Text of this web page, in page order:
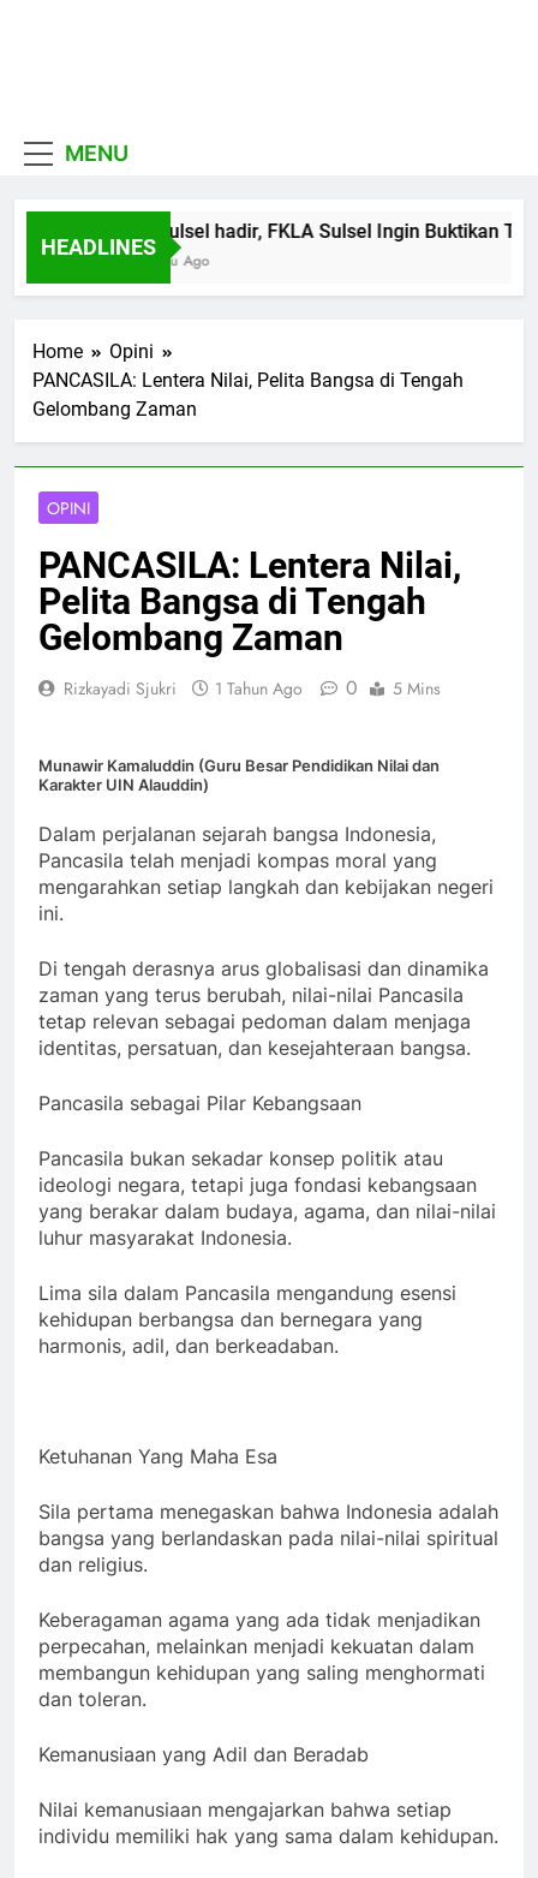
MENU
HEADLINES
MUI Sulsel hadir, FKLA Sulsel Ingin Buktikan
1 Minggu Ago
Home
Opini
PANCASILA: Lentera Nilai, Pelita Bangsa di Tengah
Gelombang Zaman
OPINI
PANCASILA: Lentera Nilai,
Pelita Bangsa di Tengah
Gelombang Zaman
Rizkayadi Sjukri 1 Tahun Ago 0 5 Mins
Munawir Kamaluddin (Guru Besar Pendidikan Nilai dan
Karakter UIN Alauddin)
Dalam perjalanan sejarah bangsa Indonesia,
Pancasila telah menjadi kompas moral yang
mengarahkan setiap langkah dan kebijakan negeri
ini.
Di tengah derasnya arus globalisasi dan dinamika
zaman yang terus berubah, nilai-nilai Pancasila
tetap relevan sebagai pedoman dalam menjaga
identitas, persatuan, dan kesejahteraan bangsa.
Pancasila sebagai Pilar Kebangsaan
Pancasila bukan sekadar konsep politik atau
ideologi negara, tetapi juga fondasi kebangsaan
yang berakar dalam budaya, agama, dan nilai-nilai
luhur masyarakat Indonesia.
Lima sila dalam Pancasila mengandung esensi
kehidupan berbangsa dan bernegara yang
harmonis, adil, dan berkeadaban.
Ketuhanan Yang Maha Esa
Sila pertama menegaskan bahwa Indonesia adalah
bangsa yang berlandaskan pada nilai-nilai spiritual
dan religius.
Keberagaman agama yang ada tidak menjadikan
perpecahan, melainkan menjadi kekuatan dalam
membangun kehidupan yang saling menghormati
dan toleran.
Kemanusiaan yang Adil dan Beradab
Nilai kemanusiaan mengajarkan bahwa setiap
individu memiliki hak yang sama dalam kehidupan.